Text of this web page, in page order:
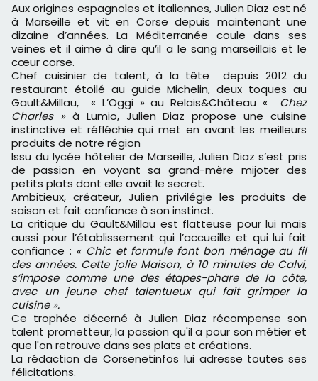
Aux origines espagnoles et italiennes, Julien Diaz est né
à Marseille et vit en Corse depuis maintenant une
dizaine d’années. La Méditerranée coule dans ses
veines et il aime à dire qu’il a le sang marseillais et le
cœur corse.
Chef cuisinier de talent, à la tête depuis 2012 du
restaurant étoilé au guide Michelin, deux toques au
Gault&Millau, « L’Oggi » au Relais&Château « Chez
Charles »à Lumio, Julien Diaz propose une cuisine
instinctive et réfléchie qui met en avant les meilleurs
produits de notre région
Issu du lycée hôtelier de Marseille, Julien Diaz s’est pris
de passion en voyant sa grand-mère mijoter des
petits plats dont elle avait le secret.
Ambitieux, créateur, Julien privilégie les produits de
saison et fait confiance à son instinct.
La critique du Gault&Millau est flatteuse pour lui mais
aussi pour l’établissement qui l’accueille et qui lui fait
confiance : « Chic et formule font bon ménage au fil
des années. Cette jolie Maison, à 10 minutes de Calvi,
s’impose comme une des étapes-phare de la côte,
avec un jeune chef talentueux qui fait grimper la
cuisine ».
Ce trophée décerné à Julien Diaz récompense son
talent prometteur, la passion qu'il a pour son métier et
que l'on retrouve dans ses plats et créations.
La rédaction de Corsenetinfos lui adresse toutes ses
félicitations.